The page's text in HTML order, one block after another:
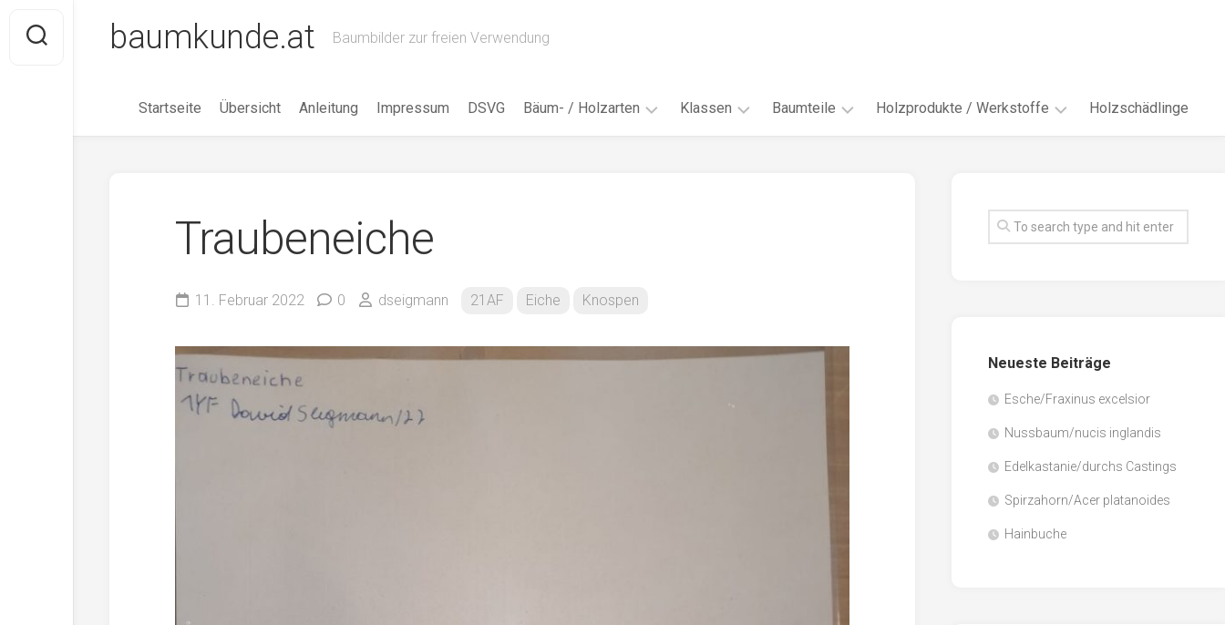
content
baumkunde.at Baumbilder zur freien Verwendung
Startseite Übersicht Anleitung Impressum DSVG Bäum- / Holzarten
Eibe
Klassen
18AH
Baumteile Holzprodukte / Werkstoffe
Faserwerkstoffe
Sägenebenprodukte
Holzschädlinge
Traubeneiche
11. Februar 2022 0 dseigmann 21AF Eiche Knospen
Neueste Beiträge
Esche/Fraxinus excelsior
Nussbaum/nucis inglandis
Edelkastanie/durchs Castings
Spirzahorn/Acer platanoides
Hainbuche